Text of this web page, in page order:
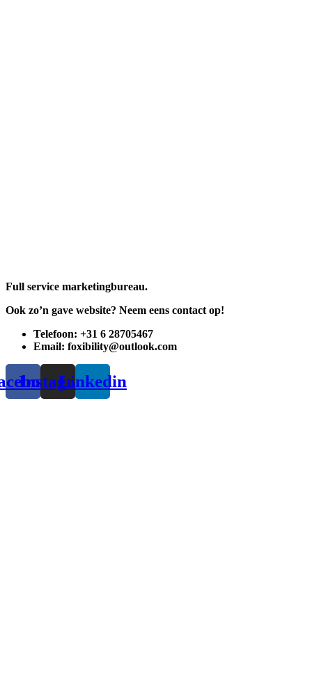
Full service marketingbureau.
Ook zo’n gave website? Neem eens contact op!
Telefoon: +31 6 28705467
Email: foxibility@outlook.com
Instagram
Linkedin